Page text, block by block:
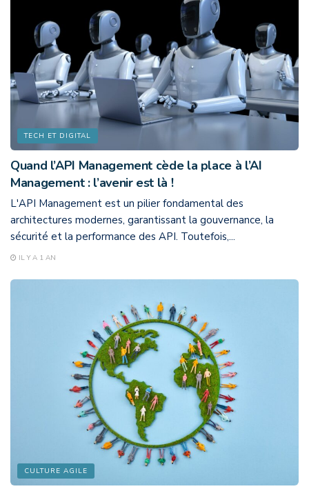
TECH ET DIGITAL
Quand l’API Management cède la place à l’AI
Management : l’avenir est là !
L'API Management est un pilier fondamental des
architectures modernes, garantissant la gouvernance, la
sécurité et la performance des API. Toutefois,...
IL Y A 1 AN
CULTURE AGILE